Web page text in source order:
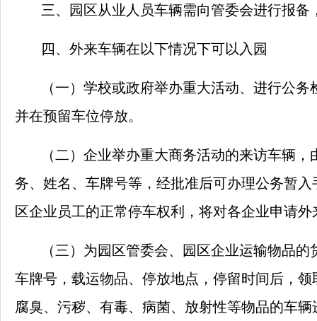
三、园区从业人员车辆需向管委会进行报
四、外来车辆在以下情况下可以入园
（一）学校或政府举办重大活动、进行公
并在预留车位停放。
（二）企业举办重大商务活动的来访车辆
务、姓名、车牌号等，经批准后可办理公务暂
区企业员工的正常停车权利，将对各企业申请
（三）为园区管委会、园区企业运输物品
车牌号，载运物品、停放地点，停留时间后，
腐臭、污秽、有毒、病菌、放射性等物品的车辆